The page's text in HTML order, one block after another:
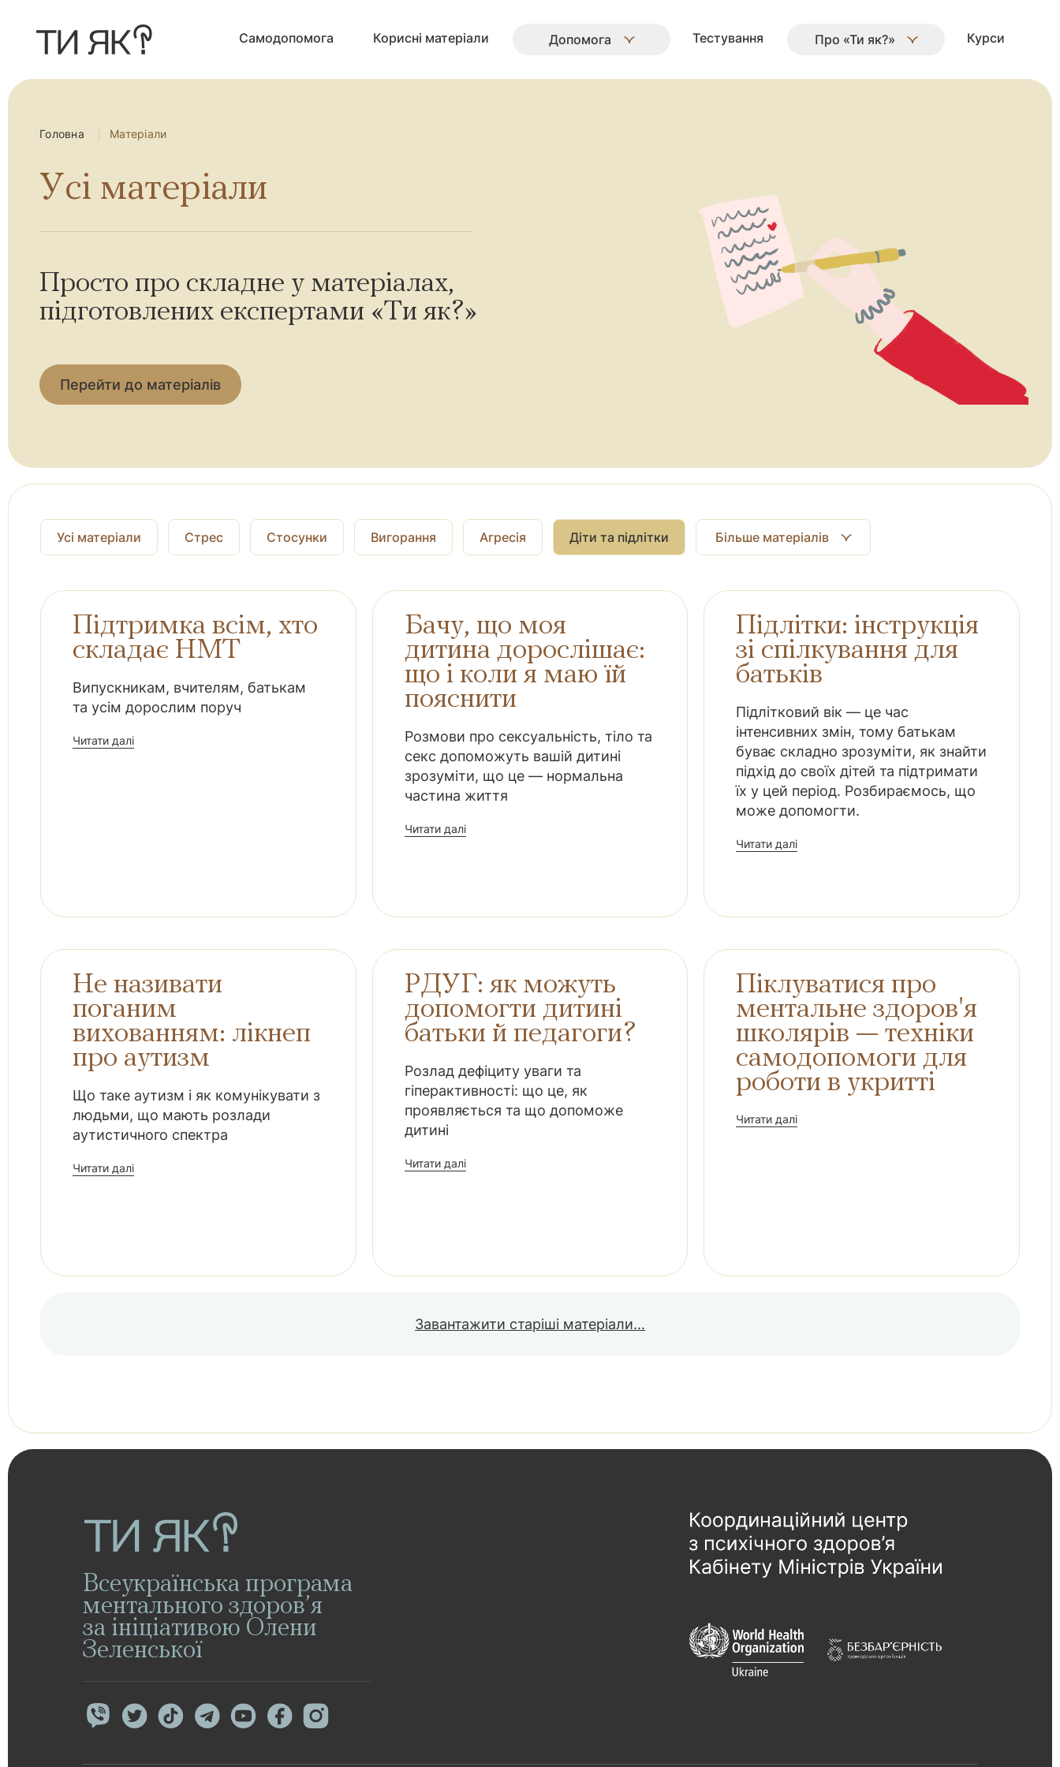
и
д
Самодопомога Корисні матеріали Допомога Тестування Про «Ти як?» Курси
Головна Матеріали
Усі матеріали
Просто про складне у матеріалах,
підготовлених експертами «Ти як?»
Перейти до матеріалів
Усі матеріали Стрес Стосунки Вигорання Агресія Діти та підлітки Більше матеріалів
Підтримка всім, хто
складає НМТ
Випускникам, вчителям, батькам
та усім дорослим поруч
Читати далі
Бачу, що моя
дитина дорослішає:
що і коли я маю їй
пояснити
Розмови про сексуальність, тіло та
секс допоможуть вашій дитині
зрозуміти, що це — нормальна
частина життя
Читати далі
Підлітки: інструкція
зі спілкування для
батьків
Підлітковий вік — це час
інтенсивних змін, тому батькам
буває складно зрозуміти, як знайти
підхід до своїх дітей та підтримати
їх у цей період. Розбираємось, що
може допомогти.
Читати далі
Не називати
поганим
вихованням: лікнеп
про аутизм
Що таке аутизм і як комунікувати з
людьми, що мають розлади
аутистичного спектра
Читати далі
РДУГ: як можуть
допомогти дитині
батьки й педагоги?
Розлад дефіциту уваги та
гіперактивності: що це, як
проявляється та що допоможе
дитині
Читати далі
Піклуватися про
ментальне здоров'я
школярів — техніки
самодопомоги для
роботи в укритті
Читати далі
Завантажити старіші матеріали...
Всеукраїнська програма
ментального здоров’я
за ініціативою Олени
Зеленської